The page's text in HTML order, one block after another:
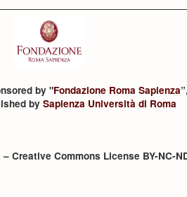
by "Fondazione Roma Sapienza
by Sapienza Università di Roma
– Creative Commons License BY-NC-